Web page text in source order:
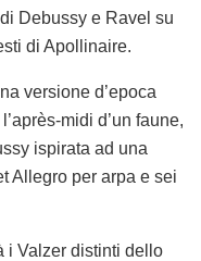
Debussy e Ravel su
di Apollinaire.
versione d’epoca
midi d’un faune,
ispirata ad una
Allegro per arpa e sei
i Valzer distinti dello